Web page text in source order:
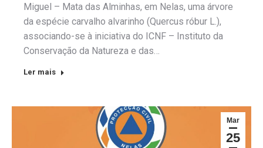
Miguel – Mata das Alminhas, em Nelas, uma árvore
da espécie carvalho alvarinho (Quercus róbur L.),
associando-se à iniciativa do ICNF – Instituto da
Conservação da Natureza e das…
Ler mais
Mar
25